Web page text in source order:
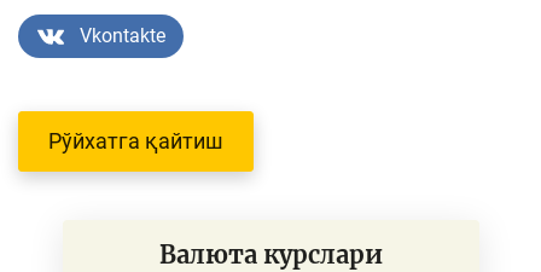
Vkontakte
Рўйхатга қайтиш
Валюта курслари